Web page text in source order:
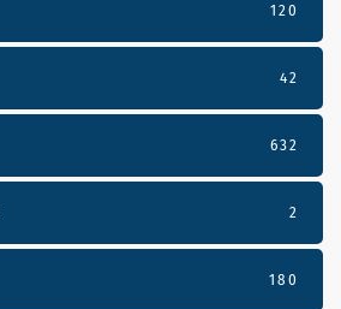
120
42
632
2
180